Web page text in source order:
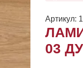
Артикул:
03